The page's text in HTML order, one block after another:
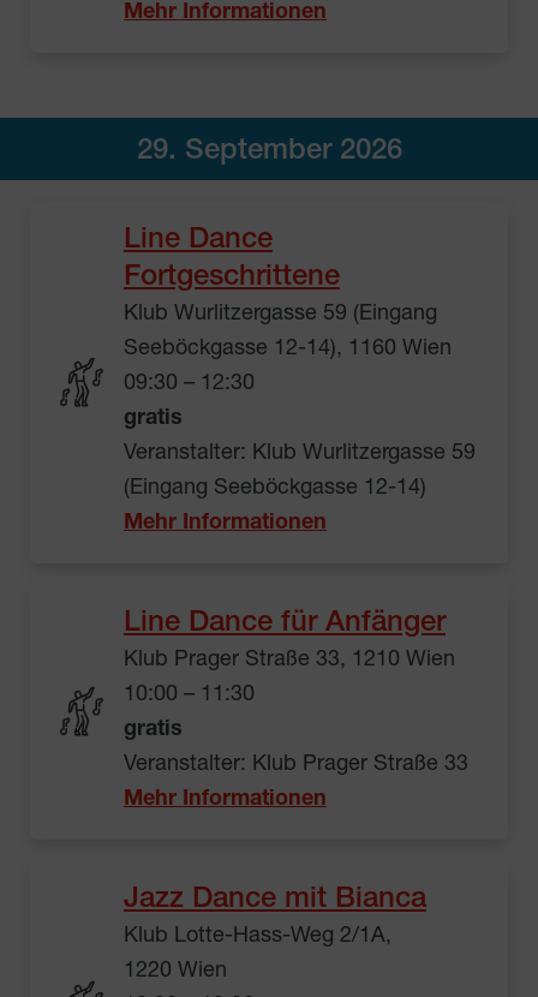
Mehr Informationen
29. September 2026
Line Dance
Fortgeschrittene
Klub Wurlitzergasse 59 (Eingang
Seeböckgasse 12-14), 1160 Wien
09:30 – 12:30
gratis
Veranstalter: Klub Wurlitzergasse 59
(Eingang Seeböckgasse 12-14)
Mehr Informationen
Line Dance für Anfänger
Klub Prager Straße 33, 1210 Wien
10:00 – 11:30
gratis
Veranstalter: Klub Prager Straße 33
Mehr Informationen
Jazz Dance mit Bianca
Klub Lotte-Hass-Weg 2/1A,
1220 Wien